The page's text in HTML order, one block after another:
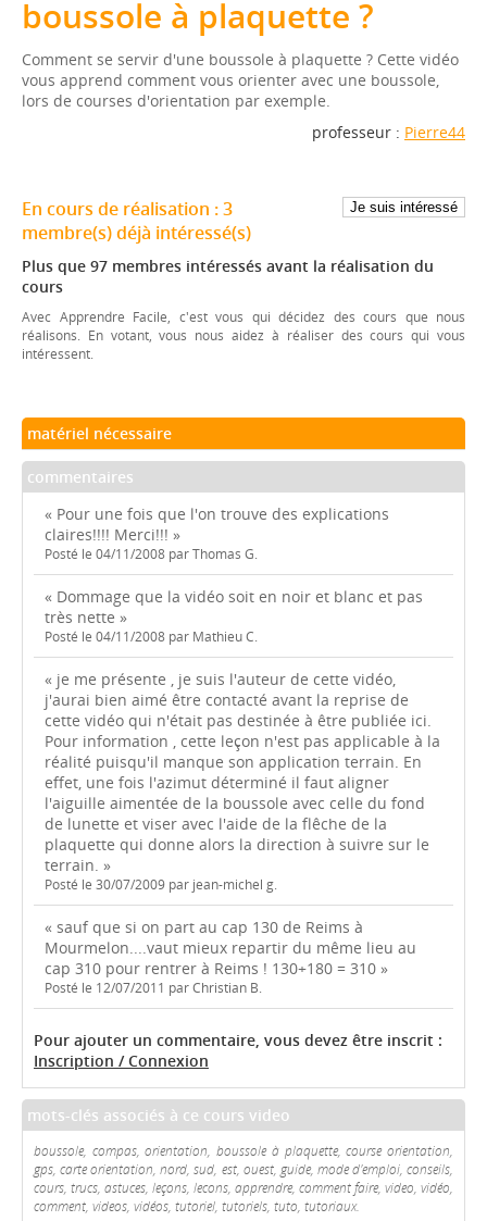
boussole à plaquette ?
Comment se servir d'une boussole à plaquette ? Cette vidéo
vous apprend comment vous orienter avec une boussole,
lors de courses d'orientation par exemple.
professeur : Pierre44
En cours de réalisation :3
membre(s)déjà intéressé(s)
Plus que 97 membres intéressés avant la réalisation du
cours
Avec Apprendre Facile, c'est vous qui décidez des cours que nous
réalisons. En votant, vous nous aidez à réaliser des cours qui vous
intéressent.
matériel nécessaire
commentaires
« Pour une fois que l'on trouve des explications
claires!!!! Merci!!! »
Posté le 04/11/2008 par Thomas G.
« Dommage que la vidéo soit en noir et blanc et pas
très nette »
Posté le 04/11/2008 par Mathieu C.
« je me présente , je suis l'auteur de cette vidéo,
j'aurai bien aimé être contacté avant la reprise de
cette vidéo qui n'était pas destinée à être publiée ici.
Pour information , cette leçon n'est pas applicable à la
réalité puisqu'il manque son application terrain. En
effet, une fois l'azimut déterminé il faut aligner
l'aiguille aimentée de la boussole avec celle du fond
de lunette et viser avec l'aide de la flêche de la
plaquette qui donne alors la direction à suivre sur le
terrain. »
Posté le 30/07/2009 par jean-michel g.
« sauf que si on part au cap 130 de Reims à
Mourmelon....vaut mieux repartir du même lieu au
cap 310 pour rentrer à Reims ! 130+180 = 310 »
Posté le 12/07/2011 par Christian B.
Pour ajouter un commentaire, vous devez être inscrit :
Inscription / Connexion
mots-clés associés à ce cours video
boussole, compas, orientation, boussole à plaquette, course orientation,
gps, carte orientation, nord, sud, est, ouest, guide, mode d'emploi, conseils,
cours, trucs, astuces, leçons, lecons, apprendre, comment faire, video, vidéo,
comment, videos, vidéos, tutoriel, tutoriels, tuto, tutoriaux.